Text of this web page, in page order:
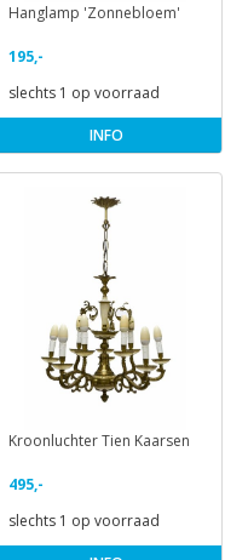
Hanglamp 'Zonnebloem'
195,-
slechts 1 op voorraad
INFO
Kroonluchter Tien Kaarsen
495,-
slechts 1 op voorraad